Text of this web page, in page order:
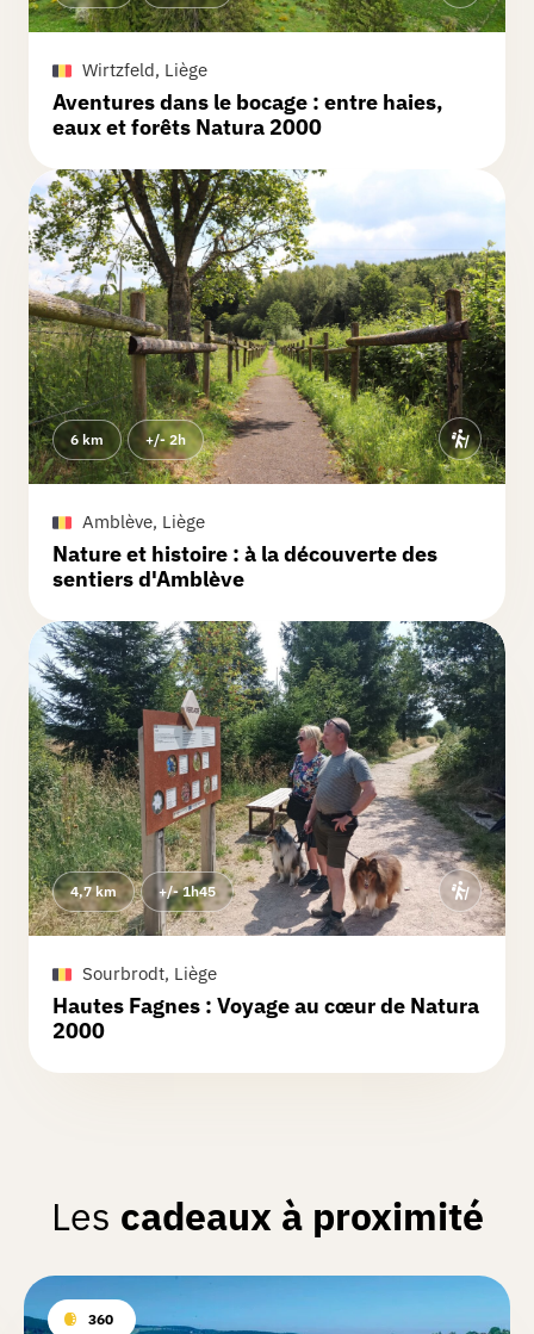
Sévère dans la note mais beaucoup
trop de ravel a notre goût. Le meilleur
moment fût le morceau le long du lac
Merci totemus pour la promenade.
Wirtzfeld, Liège
Aventures dans le bocage : entre haies,
eaux et forêts Natura 2000
6 km +/- 2h
Amblève, Liège
Nature et histoire : à la découverte des
sentiers d'Amblève
4,7 km +/- 1h45
Sourbrodt, Liège
Hautes Fagnes : Voyage au cœur de Natura
2000
Les cadeaux à proximité
360